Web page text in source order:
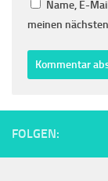
Name, E-
meinen
FOLGEN: